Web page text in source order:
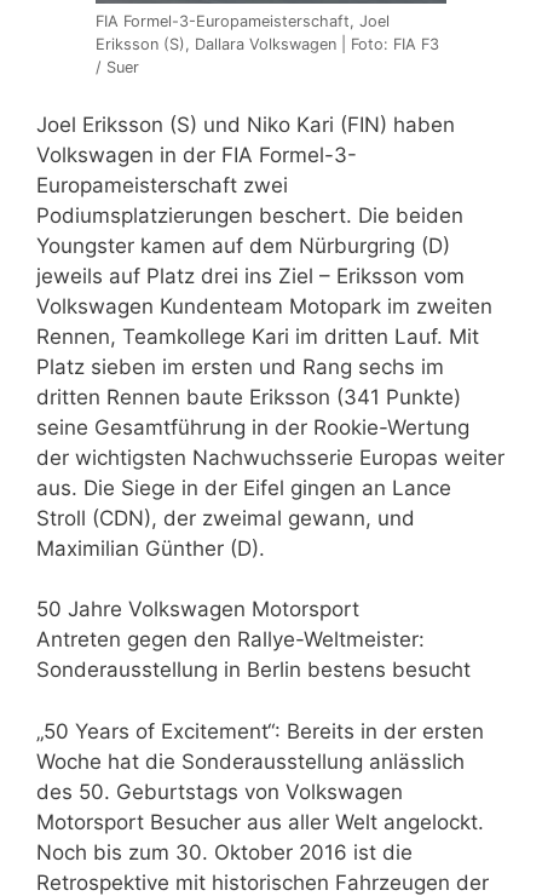
FIA Formel-3-Europameisterschaft, Joel
Eriksson (S), Dallara Volkswagen | Foto: FIA F3
/ Suer
Joel Eriksson (S) und Niko Kari (FIN) haben
Volkswagen in der FIA Formel-3-
Europameisterschaft zwei
Podiumsplatzierungen beschert. Die beiden
Youngster kamen auf dem Nürburgring (D)
jeweils auf Platz drei ins Ziel – Eriksson vom
Volkswagen Kundenteam Motopark im zweiten
Rennen, Teamkollege Kari im dritten Lauf. Mit
Platz sieben im ersten und Rang sechs im
dritten Rennen baute Eriksson (341 Punkte)
seine Gesamtführung in der Rookie-Wertung
der wichtigsten Nachwuchsserie Europas weiter
aus. Die Siege in der Eifel gingen an Lance
Stroll (CDN), der zweimal gewann, und
Maximilian Günther (D).
50 Jahre Volkswagen Motorsport
Antreten gegen den Rallye-Weltmeister:
Sonderausstellung in Berlin bestens besucht
„50 Years of Excitement“: Bereits in der ersten
Woche hat die Sonderausstellung anlässlich
des 50. Geburtstags von Volkswagen
Motorsport Besucher aus aller Welt angelockt.
Noch bis zum 30. Oktober 2016 ist die
Retrospektive mit historischen Fahrzeugen der